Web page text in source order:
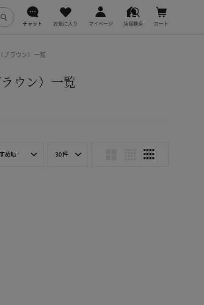
チャット お気に入り マイページ 店舗検索 カート
ブラウン）一覧
ウン）一覧
め順 30件